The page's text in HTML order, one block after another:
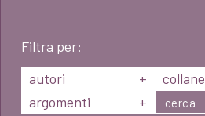
Filtra per:
autori
+ collane
argomenti
+ cerca